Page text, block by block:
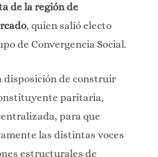
de la región de
, quien salió electo
de Convergencia Social.
disposición de construir
paritaria,
para que
las distintas voces
estructurales de